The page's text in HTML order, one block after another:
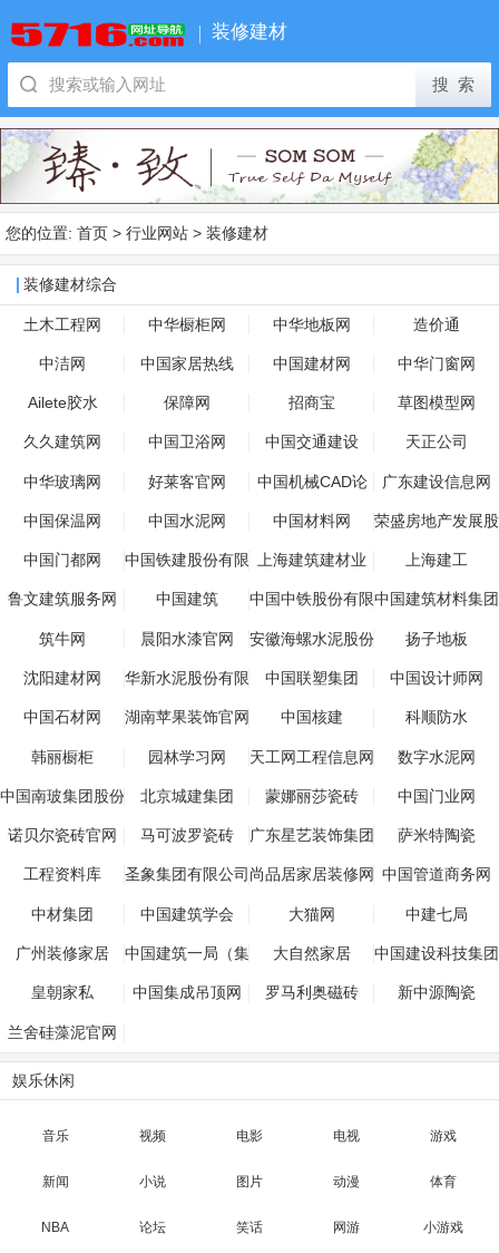
装修建材
您的位置: 首页 > 行业网站 > 装修建材
装修建材综合
土木工程网 中华橱柜网 中华地板网 造价通
中洁网 中国家居热线 中国建材网 中华门窗网
Ailete胶水 保障网 招商宝 草图模型网
久久建筑网 中国卫浴网 中国交通建设 天正公司
中华玻璃网 好莱客官网 中国机械CAD论
坛
广东建设信息网
(行业服务版)
中国保温网 中国水泥网 中国材料网 荣盛房地产发展股
份有限公司
中国门都网 中国铁建股份有限
公司
上海建筑建材业 上海建工
鲁文建筑服务网 中国建筑 中国中铁股份有限
公司
中国建筑材料集团
有限公司
筑牛网 晨阳水漆官网 安徽海螺水泥股份
有限公司
扬子地板
沈阳建材网 华新水泥股份有限
公司
中国联塑集团 中国设计师网
中国石材网 湖南苹果装饰官网 中国核建 科顺防水
韩丽橱柜 园林学习网 天工网工程信息网 数字水泥网
中国南玻集团股份
有限公司
北京城建集团 蒙娜丽莎瓷砖 中国门业网
诺贝尔瓷砖官网 马可波罗瓷砖 广东星艺装饰集团
股份有限公司
萨米特陶瓷
工程资料库 圣象集团有限公司 尚品居家居装修网 中国管道商务网
中材集团 中国建筑学会 大猫网 中建七局
广州装修家居 中国建筑一局（集
团）有限公司
大自然家居 中国建设科技集团
股份有限公司
皇朝家私 中国集成吊顶网 罗马利奥磁砖 新中源陶瓷
兰舍硅藻泥官网
娱乐休闲
音乐 视频 电影 电视 游戏
新闻 小说 图片 动漫 体育
NBA 论坛 笑话 网游 小游戏